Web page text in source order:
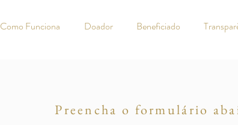
Como Funciona Doador Beneficiado
Preencha o formulário